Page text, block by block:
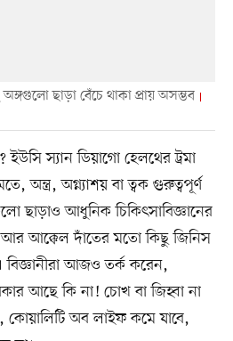
ছাড়া বেঁচে থাকা প্রায় অসম্ভব
স্যান ডিয়াগো হেলথের ট্রমা
অন্ত্র, অগ্ন্যাশয় বা ত্বক গুরুত্বপূর্ণ
ছাড়াও আধুনিক চিকিৎসাবিজ্ঞানের
আর আক্কেল দাঁতের মতো কিছু জিনিস
আজও তর্ক করেন,
আছে কি না! চোখ বা জিহ্বা না
কোয়ালিটি অব লাইফ কমে যাবে,